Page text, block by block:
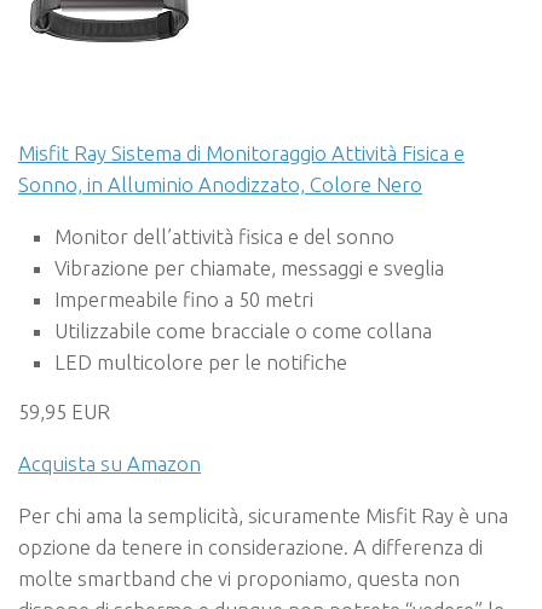
Misfit Ray Sistema di Monitoraggio Attività Fisica e
Sonno, in Alluminio Anodizzato, Colore Nero
Monitor dell’attività fisica e del sonno
Vibrazione per chiamate, messaggi e sveglia
Impermeabile fino a 50 metri
Utilizzabile come bracciale o come collana
LED multicolore per le notifiche
59,95 EUR
Acquista su Amazon
Per chi ama la semplicità, sicuramente Misfit Ray è una
opzione da tenere in considerazione. A differenza di
molte smartband che vi proponiamo, questa non